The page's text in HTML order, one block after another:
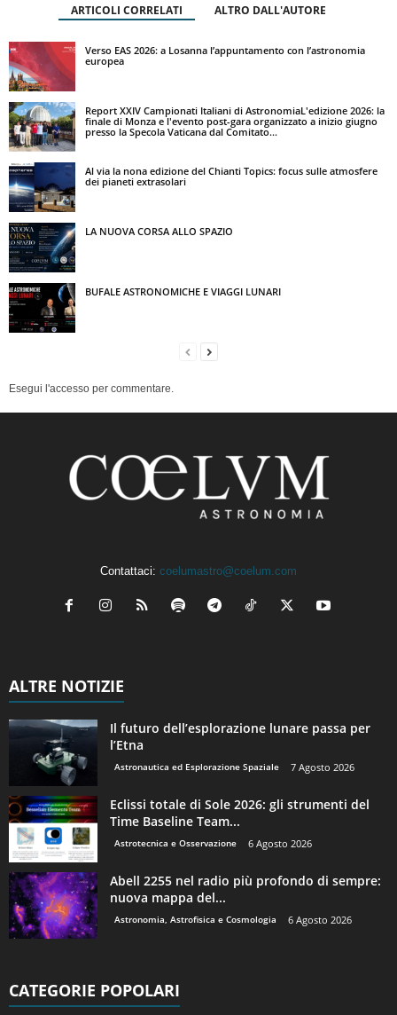
ARTICOLI CORRELATI ALTRO DALL'AUTORE
Verso EAS 2026: a Losanna l’appuntamento con l’astronomia
europea
Report XXIV Campionati Italiani di AstronomiaL'edizione 2026: la
finale di Monza e l'evento post-gara organizzato a inizio giugno
presso la Specola Vaticana dal Comitato...
Al via la nona edizione del Chianti Topics: focus sulle atmosfere
dei pianeti extrasolari
LA NUOVA CORSA ALLO SPAZIO
BUFALE ASTRONOMICHE E VIAGGI LUNARI
Esegui l'accesso per commentare.
Contattaci: coelumastro@coelum.com
ALTRE NOTIZIE
Il futuro dell’esplorazione lunare passa per
l’Etna
Astronautica ed Esplorazione Spaziale 7 Agosto 2026
Eclissi totale di Sole 2026: gli strumenti del
Time Baseline Team...
Astrotecnica e Osservazione 6 Agosto 2026
Abell 2255 nel radio più profondo di sempre:
nuova mappa del...
Astronomia, Astrofisica e Cosmologia 6 Agosto 2026
CATEGORIE POPOLARI